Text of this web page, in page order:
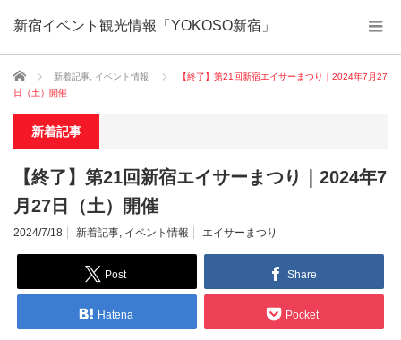
新宿イベント観光情報「YOKOSO新宿」
ホーム 新着記事 イベント情報
【終了】第21回新宿エイサーまつり｜2024年7月27
日（土）開催
新着記事
【終了】第21回新宿エイサーまつり｜2024年7
月27日（土）開催
2024/7/18 新着記事, イベント情報 エイサーまつり
Post Share
Hatena Pocket